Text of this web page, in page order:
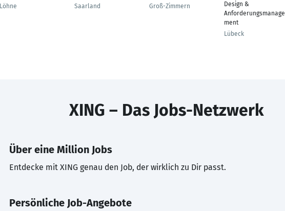
Löhne
Saarland
Groß-Zimmern
Design &
Anforderungsmanage
ment
Lübeck
XING – Das Jobs-Netzwerk
Über eine Million Jobs
Entdecke mit XING genau den Job, der wirklich zu Dir passt.
Persönliche Job-Angebote